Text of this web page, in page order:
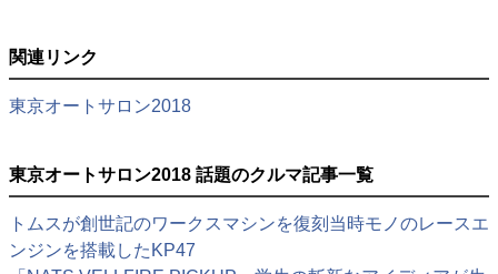
関連リンク
東京オートサロン2018
東京オートサロン2018 話題のクルマ記事一覧
トムスが創世記のワークスマシンを復刻当時モノのレースエ
ンジンを搭載したKP47